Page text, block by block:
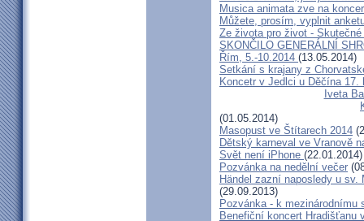
Musica animata zve na
Můžete, prosím, vyplnit
Ze života pro život -
SKONČILO GENERÁLNÍ
Řím, 5.-10.2014 (13.05.2014)
Setkání s krajany z
Koncetr v Jedlci u Děčína 17.
Iveta
(01.05.2014)
Masopust ve Štítarech 2014
Dětský karneval ve Vranově
Svět není iPhone (22.01.2014)
Pozvánka na nedělní večer
Händel zazní naposledy u
(29.09.2013)
Pozvánka - k mezinárodnímu
Benefiční koncert Hradišťanu